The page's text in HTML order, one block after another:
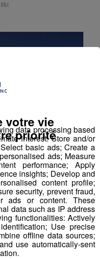
Ski
ski près du
du Mont Blanc : nos
data processing based
interest: Store and/or
basic ads; Create a
ads; Measure
performance; Apply
insights; Develop and
content profile;
security, prevent fraud,
ads or content. These
data such as IP address
functionalities: Actively
Use precise
offline data sources;
use automatically-sent
votre vie
priorité